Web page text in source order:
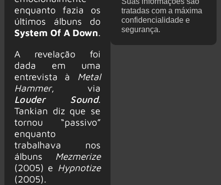
enquanto fazia os
últimos álbuns do
System Of A Down.
A revelação foi
dada em uma
entrevista à Metal
Hammer, via
Louder Sound.
Tankian diz que se
tornou “passivo”
enquanto
trabalhava nos
álbuns Mezmerize
(2005) e Hypnotize
(2005).
e line-up
completo
confirmad
tratadas com a máxima
confidencialidade e
segurança.